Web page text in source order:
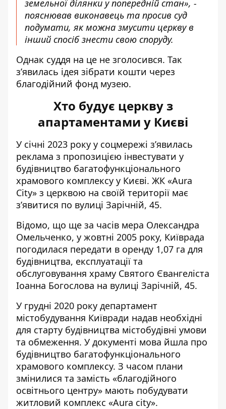
земельної ділянки у попередній стан», -
пояснював виконавець та просив суд
подумати, як можна змусити церкву в
інший спосіб знести свою споруду.
Однак суддя на це не зголосився. Так
з’явилась ідея зібрати кошти через
благодійний фонд музею.
Хто будує церкву з
апартаментами у Києві
У січні 2023 року у соцмережі з’явилась
реклама з пропозицією інвестувати у
будівництво багатофункціонального
храмового комплексу у Києві. ЖК «Aura
City» з церквою на своїй території має
з’явитися по вулиці Зарічній, 45.
Відомо, що ще за часів мера Олександра
Омельченко, у жовтні 2005 року, Київрада
погодилася передати в оренду 1,07 га для
будівництва, експлуатації та
обслуговування храму Святого Євангеліста
Іоанна Богослова на вулиці Зарічній, 45.
У грудні 2020 року департамент
містобудування Київради надав необхідні
для старту будівництва містобудівні умови
та обмеження. У документі мова йшла про
будівництво багатофункціонального
храмового комплексу. З часом плани
змінилися та замість «благодійного
освітнього центру» мають побудувати
житловий комплекс «Aura city».